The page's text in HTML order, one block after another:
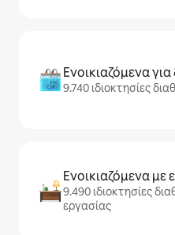
Ενοικιαζόμενα
9.740 ιδιοκτησίες
Ενοικιαζόμενα με
9.490 ιδιοκτησίες
εργασίας